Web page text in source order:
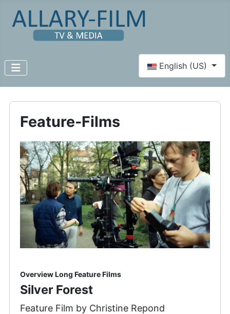
Select your language
English (US)
Feature-Films
Overview Long Feature Films
Silver Forest
Feature Film by Christine Repond